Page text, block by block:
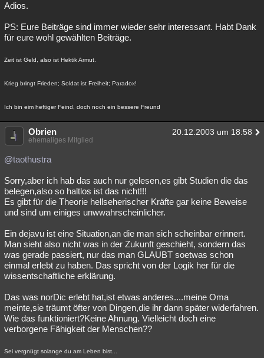
Adios.
PS: Eure Beiträge sind immer wieder sehr interessant. Habt Dank
für eure wohl gewählten Beiträge.
Zeit ist Geld, also ist Hektik Armut.
Krieg bringt Frieden; Soldat ist Freiheit; Paradox!
Ich bin eim heftiger Feind, doch noch ein bessere Freund
Obrien 20.12.2003 um 18:58
ehemaliges Mitglied
@taothustra
Sorry,aber ich hab das auch nur gelesen,es gibt Studien die das
belegen,also so haltlos ist das nicht!!!
Es gibt für die Theorie hellseherischer Kräfte gar keine Beweise
und sind um einiges unwwahrscheinlicher.
Ein dejavu ist eine Situation,an die man sich scheinbar erinnert.
Man sieht also nicht was in der Zukunft geschieht, sondern das
was gerade passiert, nur das man GLAUBT soetwas schon
einmal erlebt zu haben. Das spricht von der Logik her für die
wissentschaftliche erklärung.
Das was norDic erlebt hat,ist etwas anderes....meine Oma
meinte,sie träumt öfter von Dingen,die ihr dann später widerfahren.
Wie das funktioniert?Keine Ahnung. Vielleicht doch eine
verborgene Fähigkeit der Menschen??
Sei vergnügt solange du am Leben bist...